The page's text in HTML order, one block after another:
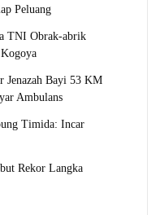
Peluang
TNI Obrak-abrik
Jenazah Bayi 53 KM
Ambulans
Timida: Incar
Rekor Langka